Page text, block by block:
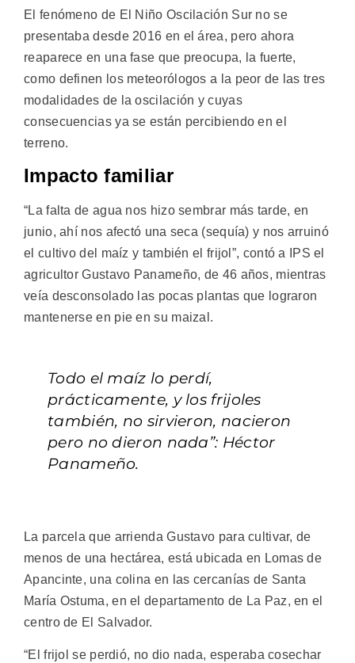
El fenómeno de El Niño Oscilación Sur no se
presentaba desde 2016 en el área, pero ahora
reaparece en una fase que preocupa, la fuerte,
como definen los meteorólogos a la peor de las tres
modalidades de la oscilación y cuyas
consecuencias ya se están percibiendo en el
terreno.
Impacto familiar
“La falta de agua nos hizo sembrar más tarde, en
junio, ahí nos afectó una seca (sequía) y nos arruinó
el cultivo del maíz y también el frijol”, contó a IPS el
agricultor Gustavo Panameño, de 46 años, mientras
veía desconsolado las pocas plantas que lograron
mantenerse en pie en su maizal.
Todo el maíz lo perdí,
prácticamente, y los frijoles
también, no sirvieron, nacieron
pero no dieron nada”: Héctor
Panameño.
La parcela que arrienda Gustavo para cultivar, de
menos de una hectárea, está ubicada en Lomas de
Apancinte, una colina en las cercanías de Santa
María Ostuma, en el departamento de La Paz, en el
centro de El Salvador.
“El frijol se perdió, no dio nada, esperaba cosechar